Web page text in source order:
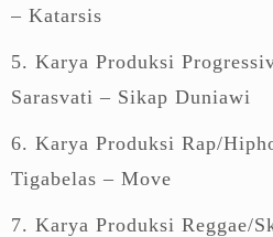
– Katarsis
5. Karya Produksi
Sarasvati – Sikap Duniawi
6. Karya Produksi Rap/
Tigabelas – Move
7. Karya Produksi Reggae/